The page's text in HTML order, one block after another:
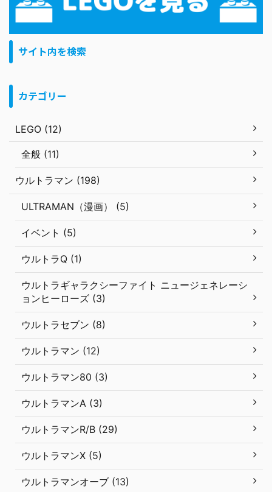
サイト内を検索
カテゴリー
LEGO (12)
全般 (11)
ウルトラマン (198)
ULTRAMAN（漫画） (5)
イベント (5)
ウルトラQ (1)
ウルトラギャラクシーファイト ニュージェネレーシ
ョンヒーローズ (3)
ウルトラセブン (8)
ウルトラマン (12)
ウルトラマン80 (3)
ウルトラマンA (3)
ウルトラマンR/B (29)
ウルトラマンX (5)
ウルトラマンオーブ (13)